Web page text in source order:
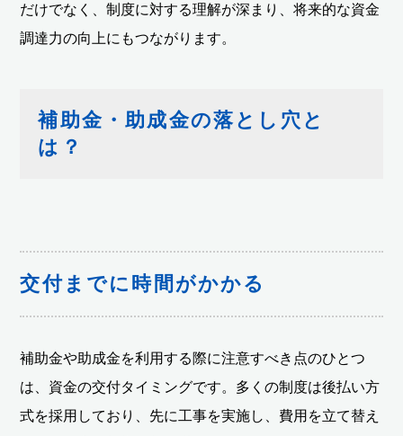
だけでなく、制度に対する理解が深まり、将来的な資金
調達力の向上にもつながります。
補助金・助成金の落とし穴と
は？
交付までに時間がかかる
補助金や助成金を利用する際に注意すべき点のひとつ
は、資金の交付タイミングです。多くの制度は後払い方
式を採用しており、先に工事を実施し、費用を立て替え